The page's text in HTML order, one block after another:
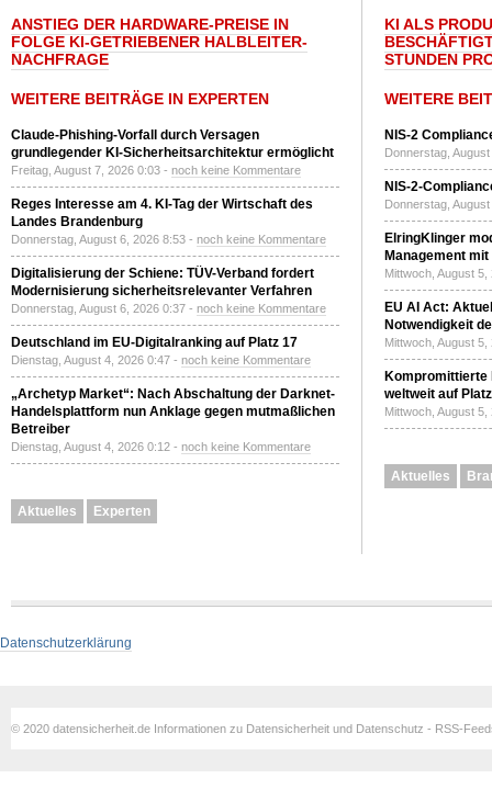
ANSTIEG DER HARDWARE-PREISE IN
FOLGE KI-GETRIEBENER HALBLEITER-
NACHFRAGE
WEITERE BEITRÄGE IN EXPERTEN
Claude-Phishing-Vorfall durch Versagen
grundlegender KI-Sicherheitsarchitektur ermöglicht
Freitag, August 7, 2026 0:03 - noch keine Kommentare
Reges Interesse am 4. KI-Tag der Wirtschaft des
Landes Brandenburg
Donnerstag, August 6, 2026 8:53 - noch keine Kommentare
Digitalisierung der Schiene: TÜV-Verband fordert
Modernisierung sicherheitsrelevanter Verfahren
Donnerstag, August 6, 2026 0:37 - noch keine Kommentare
Deutschland im EU-Digitalranking auf Platz 17
Dienstag, August 4, 2026 0:47 - noch keine Kommentare
„Archetyp Market“: Nach Abschaltung der Darknet-
Handelsplattform nun Anklage gegen mutmaßlichen
Betreiber
Dienstag, August 4, 2026 0:12 - noch keine Kommentare
Aktuelles Experten
KI ALS
STUNDEN
WEITERE
NIS-2
Donnerstag,
NIS-2-
Donnerstag,
ElringKlinger
Management
Mittwoch, August
EU AI Act:
Notwendigkeit
Mittwoch, August
Kompromittierte
weltweit auf
Mittwoch, August
Aktuelles
Datenschutzerklärung
© 2020 datensicherheit.de Informationen zu Datensicherheit und Datenschutz - RSS-